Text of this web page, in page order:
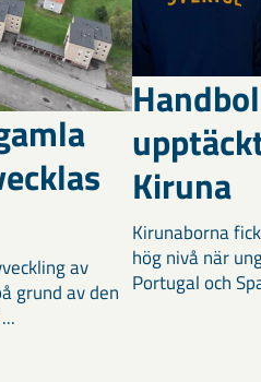
av
grund av den
Kiruna
Kirunaborna
hög nivå när
Portugal och